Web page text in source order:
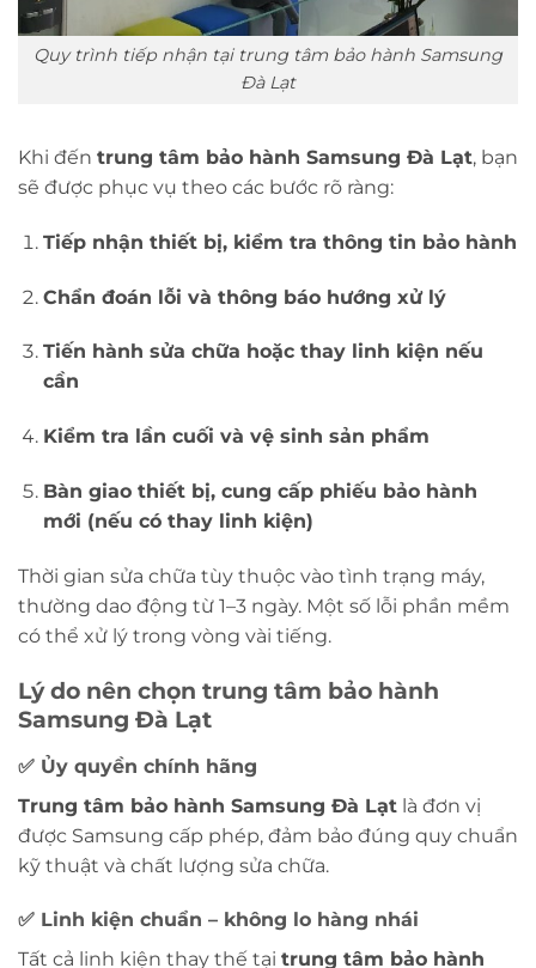
Quy trình tiếp nhận tại trung tâm bảo hành Samsung
Đà Lạt
Khi đến trung tâm bảo hành Samsung Đà Lạt, bạn
sẽ được phục vụ theo các bước rõ ràng:
Tiếp nhận thiết bị, kiểm tra thông tin bảo hành
Chẩn đoán lỗi và thông báo hướng xử lý
Tiến hành sửa chữa hoặc thay linh kiện nếu
cần
Kiểm tra lần cuối và vệ sinh sản phẩm
Bàn giao thiết bị, cung cấp phiếu bảo hành
mới (nếu có thay linh kiện)
Thời gian sửa chữa tùy thuộc vào tình trạng máy,
thường dao động từ 1–3 ngày. Một số lỗi phần mềm
có thể xử lý trong vòng vài tiếng.
Lý do nên chọn trung tâm bảo hành
Samsung Đà Lạt
✅ Ủy quyền chính hãng
Trung tâm bảo hành Samsung Đà Lạt là đơn vị
được Samsung cấp phép, đảm bảo đúng quy chuẩn
kỹ thuật và chất lượng sửa chữa.
✅ Linh kiện chuẩn – không lo hàng nhái
Tất cả linh kiện thay thế tại trung tâm bảo hành